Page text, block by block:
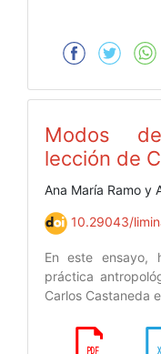
Modos
lección de
Ana María Ramo y
10.29043/
En este ensayo,
práctica
Carlos Castaneda